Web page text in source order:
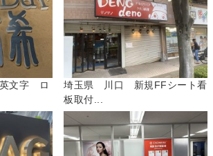
文字 ロ
埼玉県 川口 新規FFシート看
板取付...